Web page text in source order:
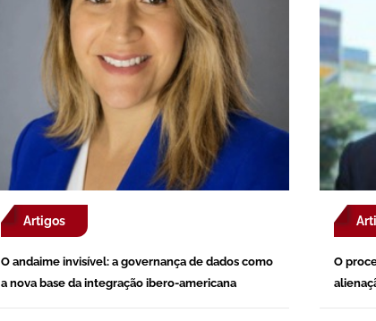
Artigos
O andaime invisível: a governança de dados como
a nova base da integração ibero-americana
O